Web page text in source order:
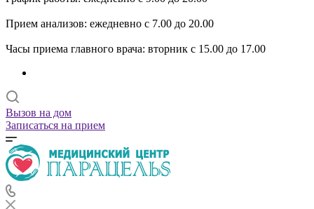
Прием анализов: ежедневно с 7.00 до 20.00
Часы приема главного врача: вторник с 15.00 до 17.00
Вызов на дом
Записаться на прием